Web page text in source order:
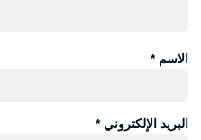
الاسم*
البريد الإلكتروني*